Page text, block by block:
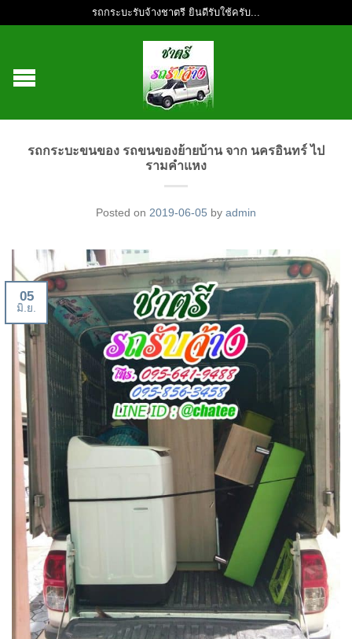
รถกระบะรับจ้างชาตรี ยินดีรับใช้ครับ...
รถกระบะขนของ รถขนของย้ายบ้าน จาก นครอินทร์ ไป
รามคำแหง
Posted on 2019-06-05 by admin
05
มิ.ย.